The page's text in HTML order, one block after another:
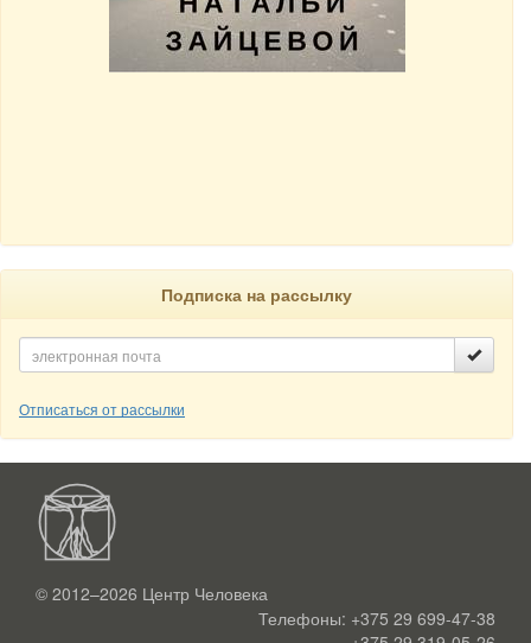
Подписка на рассылку
Отписаться от рассылки
© 2012–2026 Центр Человека
Телефоны: +375 29 699-47-38